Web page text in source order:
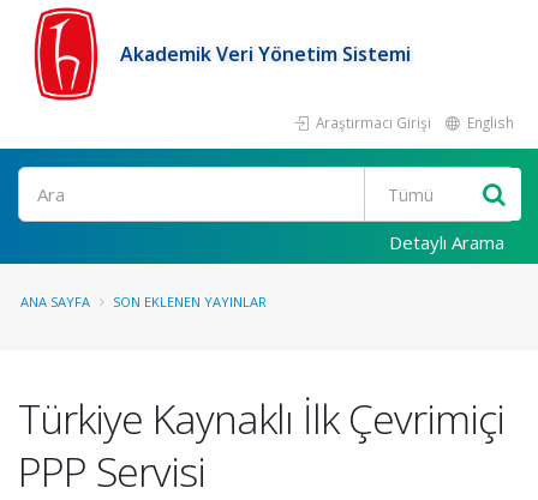
Akademik Veri Yönetim Sistemi
Araştırmacı Girişi English
Ara
Detaylı Arama
ANA SAYFA SON EKLENEN YAYINLAR
Türkiye Kaynaklı İlk Çevrimiçi
PPP Servisi